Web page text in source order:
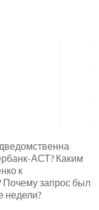
АСТ? Каким
к
Почему запрос был
недели?